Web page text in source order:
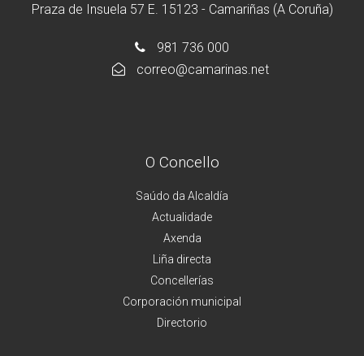
Praza de Insuela 57 E. 15123 - Camariñas (A Coruña)
981 736 000
correo@camarinas.net
O Concello
Saúdo da Alcaldía
Actualidade
Axenda
Liña directa
Concellerías
Corporación municipal
Directorio